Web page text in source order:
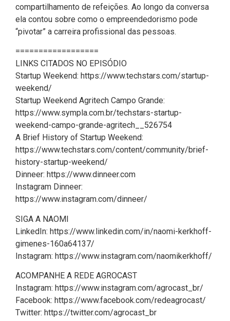
compartilhamento de refeições. Ao longo da conversa
ela contou sobre como o empreendedorismo pode
“pivotar” a carreira profissional das pessoas.
==================
LINKS CITADOS NO EPISÓDIO
Startup Weekend: https://www.techstars.com/startup-
weekend/
Startup Weekend Agritech Campo Grande:
https://www.sympla.com.br/techstars-startup-
weekend-campo-grande-agritech__526754
A Brief History of Startup Weekend:
https://www.techstars.com/content/community/brief-
history-startup-weekend/
Dinneer: https://www.dinneer.com
Instagram Dinneer:
https://www.instagram.com/dinneer/
SIGA A NAOMI
LinkedIn: https://www.linkedin.com/in/naomi-kerkhoff-
gimenes-160a64137/
Instagram: https://www.instagram.com/naomikerkhoff/
ACOMPANHE A REDE AGROCAST
Instagram: https://www.instagram.com/agrocast_br/
Facebook: https://www.facebook.com/redeagrocast/
Twitter: https://twitter.com/agrocast_br